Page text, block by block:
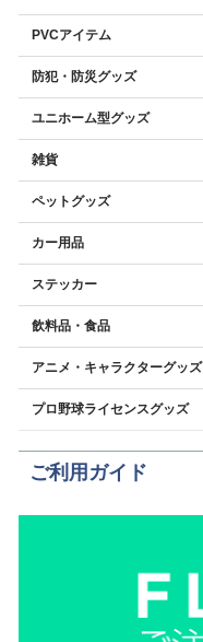
PVCアイテム
防犯・防災グッズ
ユニホーム型グッズ
雑貨
ペットグッズ
カー用品
ステッカー
飲料品・食品
アニメ・キャラクターグッズ
プロ野球ライセンスグッズ
ご利用ガイド